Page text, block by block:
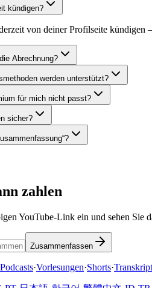
kündigen?
von deiner Profilseite
Abrechnung?
werden unterstützt?
für mich nicht passt?
sicher?
zahlen
YouTube-Link ein und sehen
Zusammenfassen
Podcasts·Vorlesungen·Shorts·